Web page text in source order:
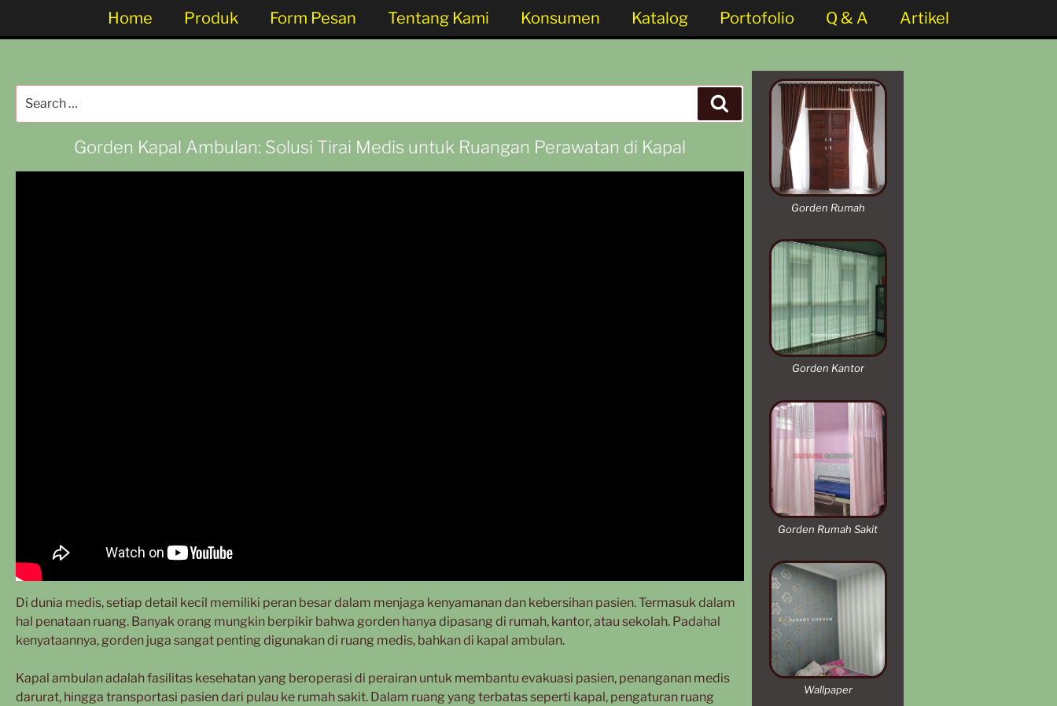
Home Produk Form Pesan Tentang Kami Konsumen Katalog Portofolio Q & A Artikel
Gorden Kapal Ambulan: Solusi Tirai Medis untuk Ruangan Perawatan di Kapal
Di dunia medis, setiap detail kecil memiliki peran besar dalam menjaga kenyamanan dan kebersihan pasien. Termasuk dalam
hal penataan ruang. Banyak orang mungkin berpikir bahwa gorden hanya dipasang di rumah, kantor, atau sekolah. Padahal
kenyataannya, gorden juga sangat penting digunakan di ruang medis, bahkan di kapal ambulan.
Kapal ambulan adalah fasilitas kesehatan yang beroperasi di perairan untuk membantu evakuasi pasien, penanganan medis
darurat, hingga transportasi pasien dari pulau ke rumah sakit. Dalam ruang yang terbatas seperti kapal, pengaturan ruang
Gorden Rumah
Gorden Kantor
Gorden Rumah Sakit
Wallpaper